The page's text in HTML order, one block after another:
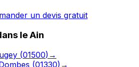
un devis gratuit
leAin
(01500) →
(01330) →